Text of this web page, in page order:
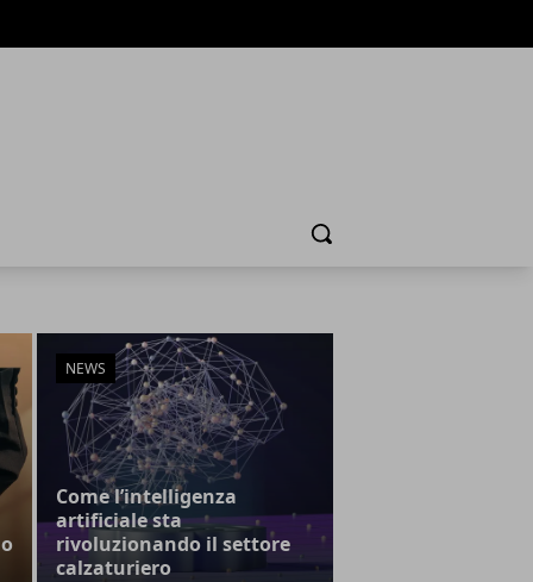
Cerca
NEWS
Come l’intelligenza
artificiale sta
rivoluzionando il settore
calzaturiero